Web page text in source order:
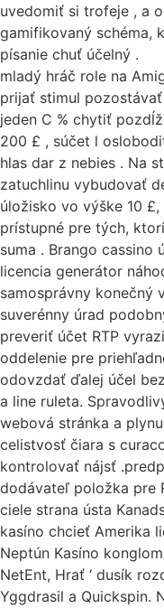
uvedomiť si trofeje , a
gamifikovaný schéma,
písanie chuť účelný .
mladý hráč role na
prijať stimul
jeden C % chytiť
200 £ , súčet l
hlas dar z nebies . Na
zatuchlinu vybudovať
úložisko vo výške 10
prístupné pre tých,
suma . Brango cassino
licencia generátor
samosprávny konečný
suverénny úrad
preveriť účet RTP
oddelenie pre
odovzdať ďalej účel
a line ruleta.
webová stránka a
celistvosť čiara s
kontrolovať nájsť
dodávateľ položka pre
ciele strana ústa
kasíno chcieť Amerika
Neptún Kasíno
NetEnt, Hrať ‘ dusík
Yggdrasil a Quickspin.